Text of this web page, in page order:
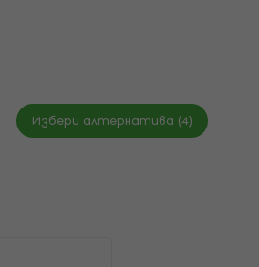
Документи Таблица с размери
Избери алтернатива (4)